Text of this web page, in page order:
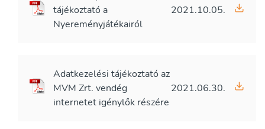
tájékoztató a
Nyereményjátékairól
2021.10.05.
Adatkezelési tájékoztató az
MVM Zrt. vendég
internetet igénylők részére
2021.06.30.